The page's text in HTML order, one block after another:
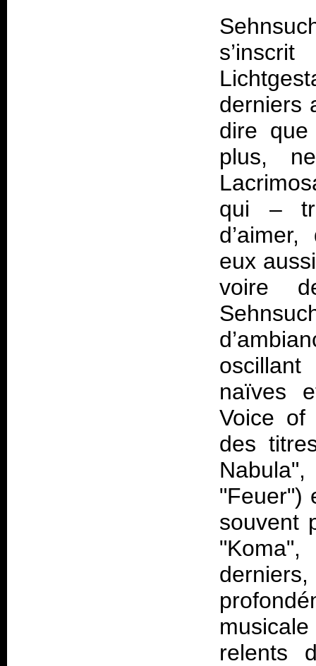
derniers
dire
plus,
qui –
eux
voire
naïves
Voice of
des
"Feuer")
souvent
relents